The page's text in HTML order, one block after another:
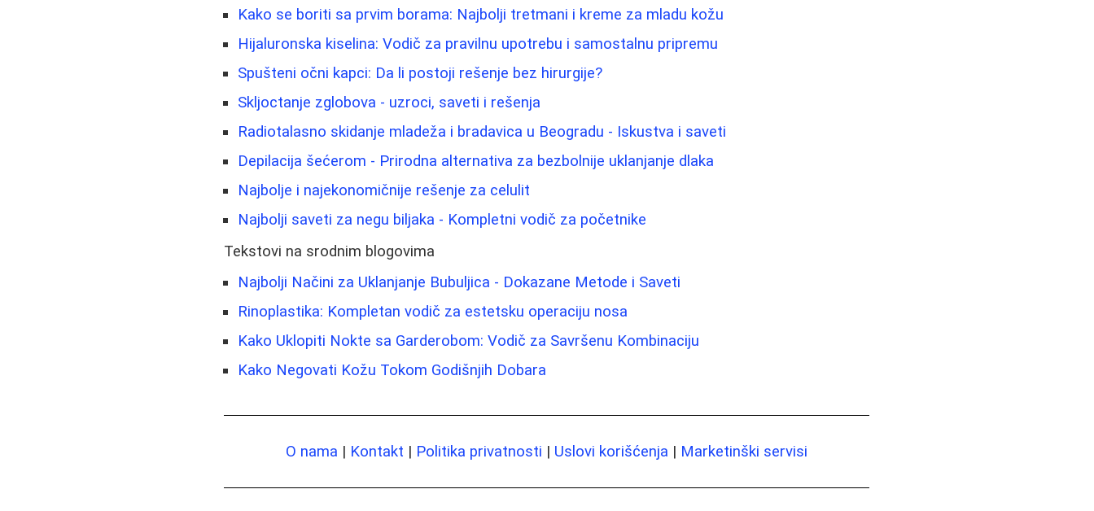
Kako se boriti sa prvim borama: Najbolji tretmani i kreme za mladu kožu
Hijaluronska kiselina: Vodič za pravilnu upotrebu i samostalnu pripremu
Spušteni očni kapci: Da li postoji rešenje bez hirurgije?
Skljoctanje zglobova - uzroci, saveti i rešenja
Radiotalasno skidanje mladeža i bradavica u Beogradu - Iskustva i saveti
Depilacija šećerom - Prirodna alternativa za bezbolnije uklanjanje dlaka
Najbolje i najekonomičnije rešenje za celulit
Najbolji saveti za negu biljaka - Kompletni vodič za početnike
Tekstovi na srodnim blogovima
Najbolji Načini za Uklanjanje Bubuljica - Dokazane Metode i Saveti
Rinoplastika: Kompletan vodič za estetsku operaciju nosa
Kako Uklopiti Nokte sa Garderobom: Vodič za Savršenu Kombinaciju
Kako Negovati Kožu Tokom Godišnjih Dobara
O nama | Kontakt | Politika privatnosti | Uslovi korišćenja | Marketinški servisi